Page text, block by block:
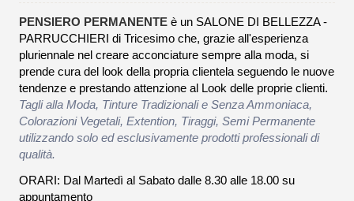
PENSIERO PERMANENTE è un SALONE DI BELLEZZA -
PARRUCCHIERI di Tricesimo che, grazie all'esperienza
pluriennale nel creare acconciature sempre alla moda, si
prende cura del look della propria clientela seguendo le nuove
tendenze e prestando attenzione al Look delle proprie clienti.
Tagli alla Moda, Tinture Tradizionali e Senza Ammoniaca,
Colorazioni Vegetali, Extention, Tiraggi, Semi Permanente
utilizzando solo ed esclusivamente prodotti professionali di
qualità.
ORARI: Dal Martedì al Sabato dalle 8.30 alle 18.00 su
appuntamento